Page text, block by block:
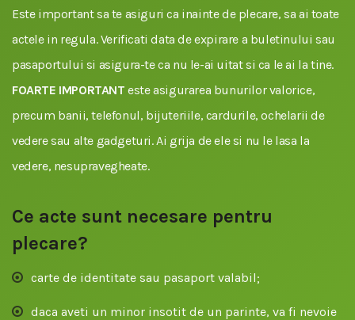
Este important sa te asiguri ca inainte de plecare, sa ai toate
actele in regula. Verificati data de expirare a buletinului sau
pasaportului si asigura-te ca nu le-ai uitat si ca le ai la tine.
FOARTE IMPORTANT este asigurarea bunurilor valorice,
precum banii, telefonul, bijuteriile, cardurile, ochelarii de
vedere sau alte gadgeturi. Ai grija de ele si nu le lasa la
vedere, nesupravegheate.
Ce acte sunt necesare pentru
plecare?
carte de identitate sau pasaport valabil;
daca aveti un minor insotit de un parinte, va fi nevoie